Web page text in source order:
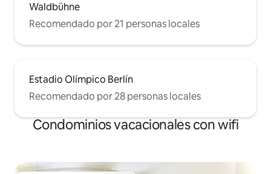
Waldbühne
Recomendado por 21 personas locales
Estadio Olímpico Berlín
Recomendado por 28 personas locales
Condominios vacacionales con wifi